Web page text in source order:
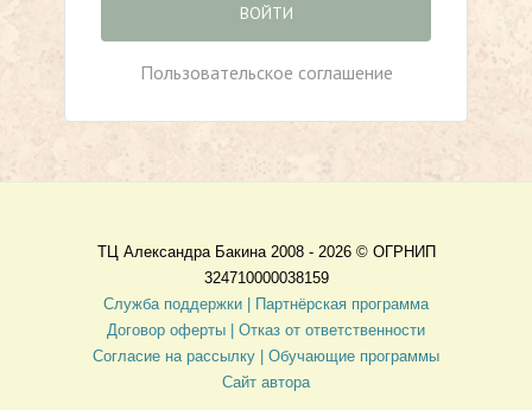
ВОЙТИ
Пользовательское соглашение
ТЦ Александра Бакина 2008 - 2026 © ОГРНИП
324710000038159
Служба поддержки |
Партнёрская программа
Договор оферты
| Отказ от ответственности
Согласие на рассылку | Обучающие программы
Сайт автора